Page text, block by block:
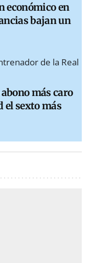
económico en
bajan un
más caro
el sexto más